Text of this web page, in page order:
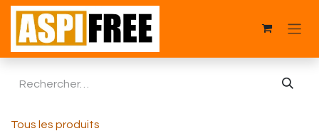
Se rendre au contenu
Tous les produits